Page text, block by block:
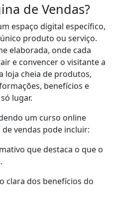
de Vendas?
espaço digital específico,
produto ou serviço.
elaborada, onde cada
e convencer o visitante a
loja cheia de produtos,
benefícios e
lugar.
um curso online
vendas pode incluir:
que destaca o que o
clara dos benefícios do